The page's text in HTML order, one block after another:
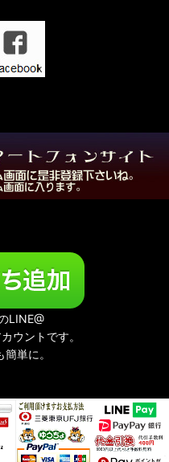
LINE@
ウントです。
単に。